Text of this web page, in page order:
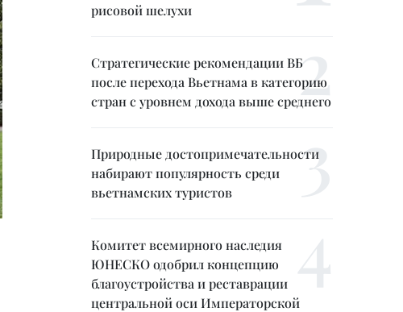
рисовой шелухи
Стратегические рекомендации ВБ
после перехода Вьетнама в категорию
стран с уровнем дохода выше среднего
Природные достопримечательности
набирают популярность среди
вьетнамских туристов
Комитет всемирного наследия
ЮНЕСКО одобрил концепцию
благоустройства и реставрации
центральной оси Императорской